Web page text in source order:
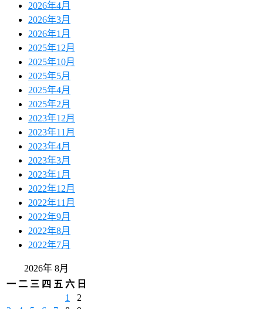
2026年4月
2026年3月
2026年1月
2025年12月
2025年10月
2025年5月
2025年4月
2025年2月
2023年12月
2023年11月
2023年4月
2023年3月
2023年1月
2022年12月
2022年11月
2022年9月
2022年8月
2022年7月
2026年 8月
一 二 三 四 五 六 日
1
2